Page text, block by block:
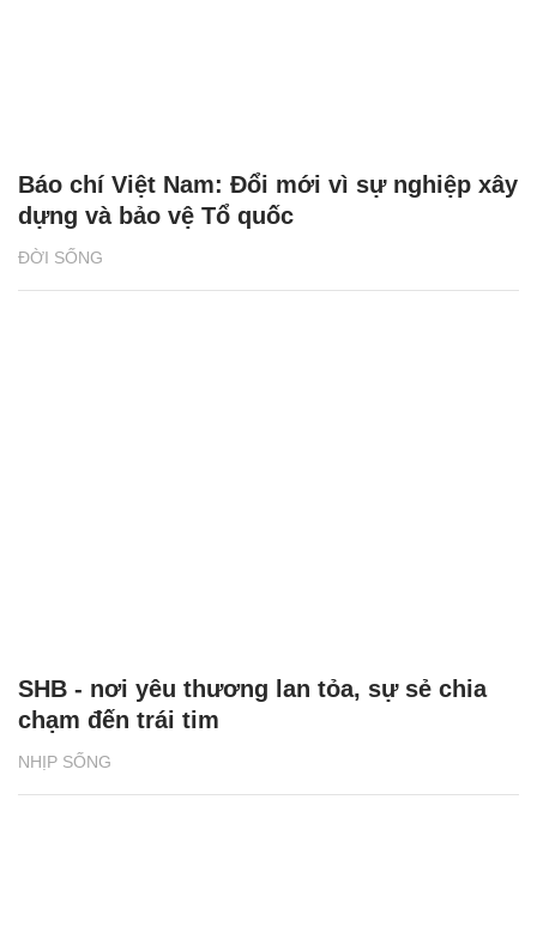
ĐỜI SỐNG
Báo chí Việt Nam: Đổi mới vì sự nghiệp xây
dựng và bảo vệ Tổ quốc
NHỊP SỐNG
SHB - nơi yêu thương lan tỏa, sự sẻ chia
chạm đến trái tim